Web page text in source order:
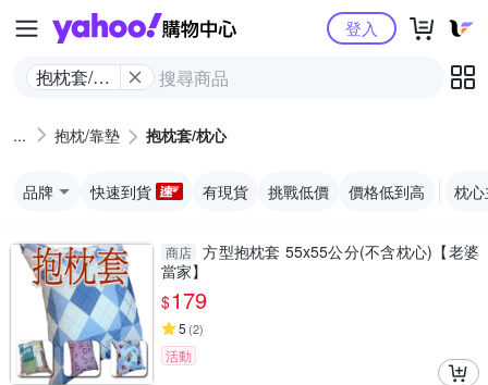
Yahoo購物中心
抱枕套/枕
登入
抱枕/靠墊 抱枕套/枕心
品牌 快速到貨 有現貨 挑戰低價 價格低到高 枕
商店 方型抱枕套 55x55公分(不含枕心)【老婆
當家】
$179
5 (2)
活動